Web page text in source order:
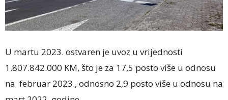
U martu 2023. ostvaren je uvoz u vrijednosti
1.807.842.000 KM, što je za 17,5 posto više u odnosu
na februar 2023., odnosno 2,9 posto više u odnosu na